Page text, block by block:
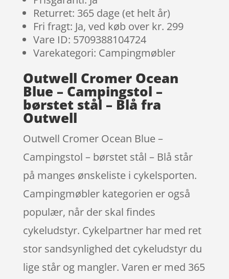
Returret: 365 dage (et helt år)
Fri fragt: Ja, ved køb over kr. 299
Vare ID: 5709388104724
Varekategori: Campingmøbler
Outwell Cromer Ocean
Blue – Campingstol –
børstet stål – Blå fra
Outwell
Outwell Cromer Ocean Blue –
Campingstol – børstet stål – Blå står
på manges ønskeliste i cykelsporten.
Campingmøbler kategorien er også
populær, når der skal findes
cykeludstyr. Cykelpartner har med ret
stor sandsynlighed det cykeludstyr du
lige står og mangler. Varen er med 365